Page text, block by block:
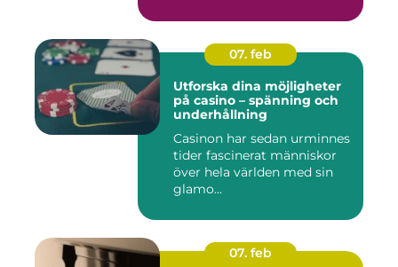
07. feb
Utforska dina möjligheter
på casino – spänning och
underhållning
Casinon har sedan urminnes
tider fascinerat människor
över hela världen med sin
glamo...
07. feb